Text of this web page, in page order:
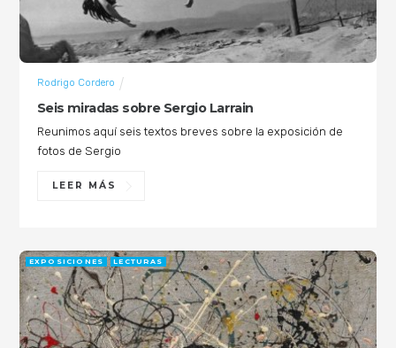
Seis miradas sobre Sergio Larrain
Rodrigo Cordero
Reunimos aquí seis textos breves sobre la exposición de
fotos de Sergio
LEER MÁS
EXPOSICIONES LECTURAS